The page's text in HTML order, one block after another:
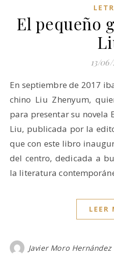
El pequeño
13/
En septiembre de 2017 iba a entrevistar al escritor
chino Liu Zhenyum,
para presentar su novela
Liu, publicada por la
que con este libro
del centro, dedicada a
la literatura
LEER
Javier Moro Hernández